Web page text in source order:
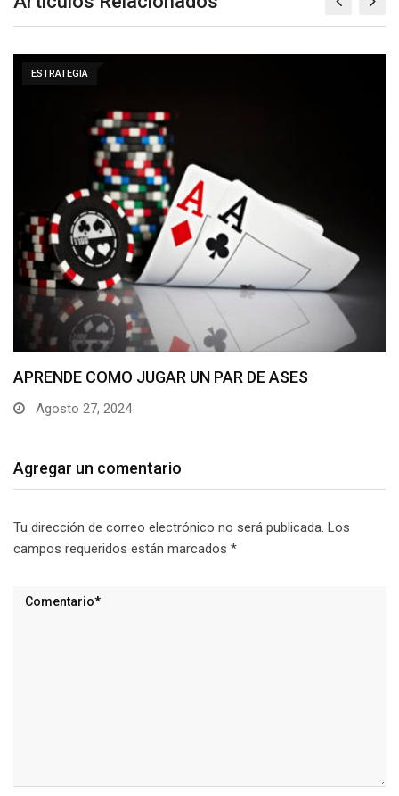
ESTRATEGIA
¿Ganarse la vida jugando al póker online? Ven…
Agosto 24, 2024
Agregar un comentario
Tu dirección de correo electrónico no será publicada. Los
campos requeridos están marcados *